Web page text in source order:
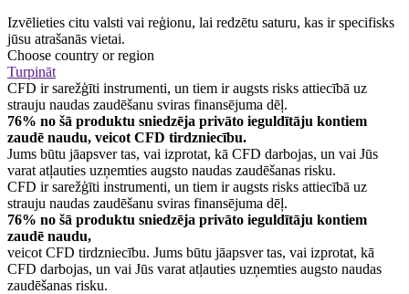
Izvēlieties citu valsti vai reģionu, lai redzētu saturu, kas ir specifisks
jūsu atrašanās vietai.
Choose country or region
Turpināt
CFD ir sarežģīti instrumenti, un tiem ir augsts risks attiecībā uz
strauju naudas zaudēšanu sviras finansējuma dēļ.
76% no šā produktu sniedzēja privāto ieguldītāju kontiem
zaudē naudu, veicot CFD tirdzniecību.
Jums būtu jāapsver tas, vai izprotat, kā CFD darbojas, un vai Jūs
varat atļauties uzņemties augsto naudas zaudēšanas risku.
CFD ir sarežģīti instrumenti, un tiem ir augsts risks attiecībā uz
strauju naudas zaudēšanu sviras finansējuma dēļ.
76% no šā produktu sniedzēja privāto ieguldītāju kontiem
zaudē naudu,
veicot CFD tirdzniecību. Jums būtu jāapsver tas, vai izprotat, kā
CFD darbojas, un vai Jūs varat atļauties uzņemties augsto naudas
zaudēšanas risku.